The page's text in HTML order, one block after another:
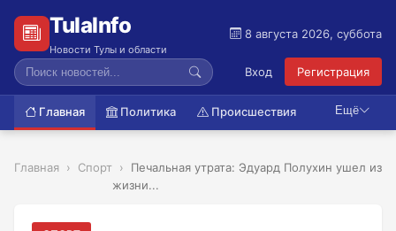
TulaInfo
Новости Тулы и области
8 августа 2026, суббота
Вход Регистрация
Главная Политика Происшествия Ещё
Главная Спорт
Печальная утрата: Эдуард Полухин ушел из
жизни...